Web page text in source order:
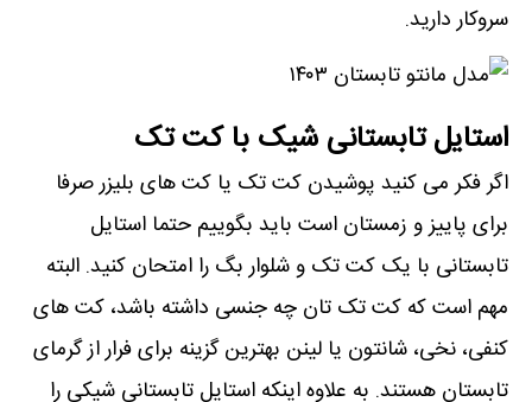
سروکار دارید.
استایل تابستانی شیک با کت تک
اگر فکر می کنید پوشیدن کت تک یا کت های بلیزر صرفا
برای پاییز و زمستان است باید بگوییم حتما استایل
تابستانی با یک کت تک و شلوار بگ را امتحان کنید. البته
مهم است که کت تک تان چه جنسی داشته باشد، کت های
کنفی، نخی، شانتون یا لینن بهترین گزینه برای فرار از گرمای
تابستان هستند. به علاوه اینکه استایل تابستانی شیکی را